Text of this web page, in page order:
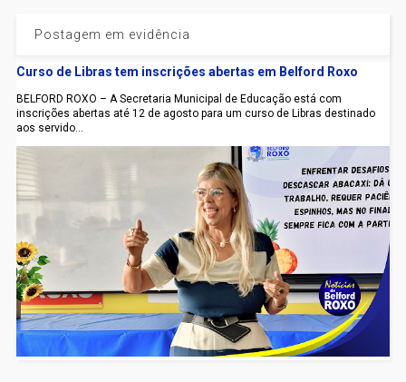
Postagem em evidência
Curso de Libras tem inscrições abertas em Belford Roxo
BELFORD ROXO – A Secretaria Municipal de Educação está com
inscrições abertas até 12 de agosto para um curso de Libras destinado
aos servido...